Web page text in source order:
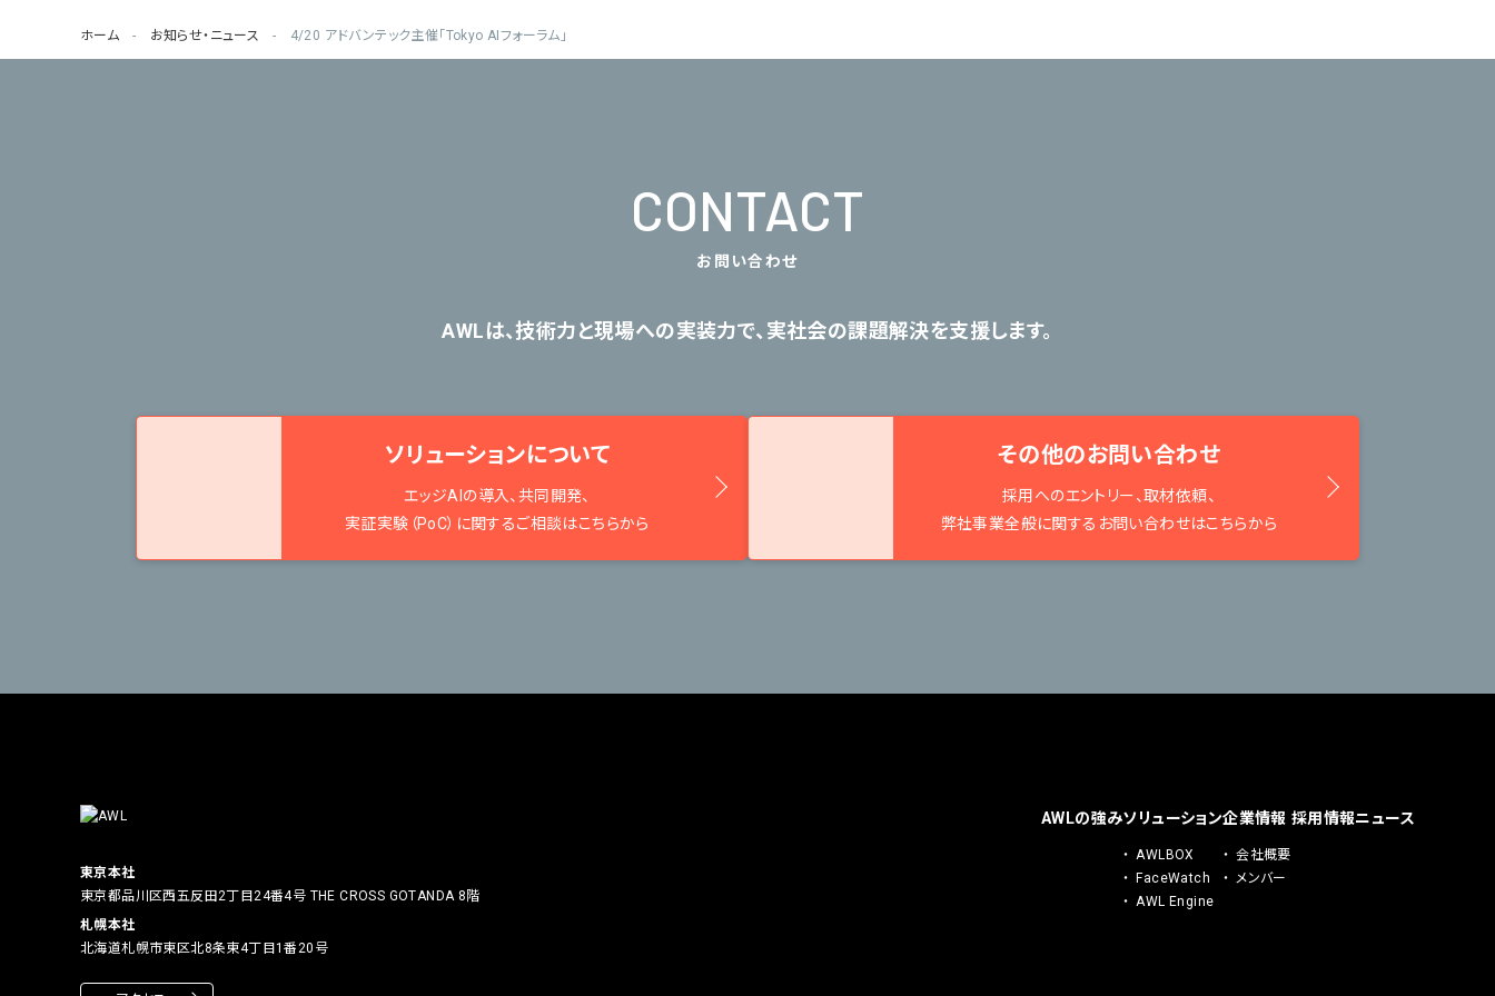
ホーム お知らせ・ニュース 4/20 アドバンテック主催「Tokyo AIフォーラム」
CONTACT
お問い合わせ
AWLは、技術力と現場への実装力で、 実社会の課題解決を支援します。
ソリューションについて
エッジAIの導入、共同開発、
実証実験（PoC）に関するご相談はこちらから
その他のお問い合わせ
採用へのエントリー、取材依頼、
弊社事業全般に関するお問い合わせはこちらから
東京本社
東京都品川区西五反田2丁目24番4号 THE CROSS GOTANDA 8階
札幌本社
北海道札幌市東区北8条東4丁目1番20号
AWLの強みソリューション
AWLBOX
FaceWatch
AWL Engine
企業情報
会社概要
メンバー
採用情報ニュース